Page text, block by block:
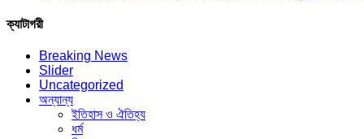
ক্যাটাগরী
Breaking News
Slider
Uncategorized
অন্যান্য
ইতিহাস ও ঐতিহ্য
ধর্ম